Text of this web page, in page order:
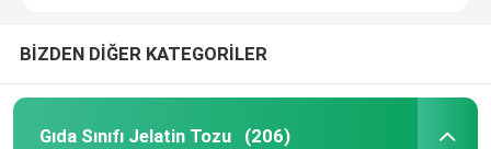
BİZDEN DİĞER KATEGORİLER
Gıda Sınıfı Jelatin Tozu (206)